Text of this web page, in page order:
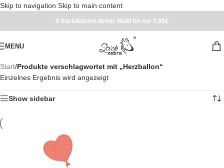
Skip to navigation Skip to main content
4 Stickdateien deiner Wahl für nur 5,95€
MENU
Start/Produkte verschlagwortet mit „Herzballon“
Einzelnes Ergebnis wird angezeigt
Show sidebar